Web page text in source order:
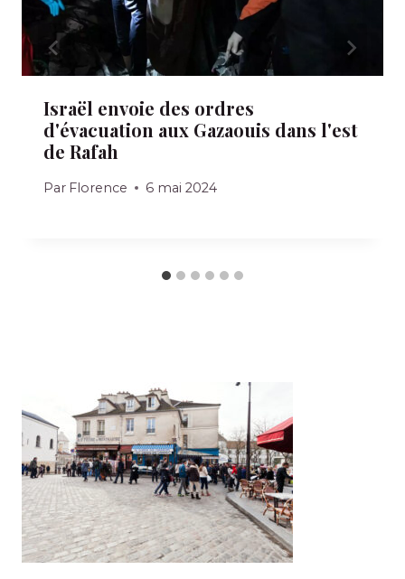
Israël envoie des ordres
d'évacuation aux Gazaouis dans l'est
de Rafah
Par Florence 6 mai 2024